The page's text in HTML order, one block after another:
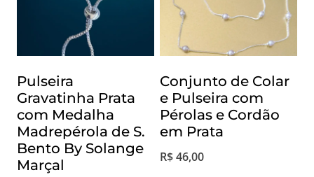
Pulseira
Gravatinha Prata
com Medalha
Madrepérola de S.
Bento By Solange
Marçal
Conjunto de Colar
e Pulseira com
Pérolas e Cordão
em Prata
R$46,00